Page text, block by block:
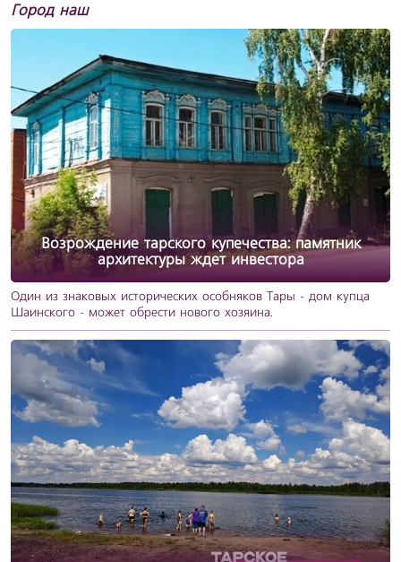
Город наш
Возрождение тарского купечества: памятник
архитектуры ждет инвестора
Один из знаковых исторических особняков Тары - дом купца
Шаинского - может обрести нового хозяина.